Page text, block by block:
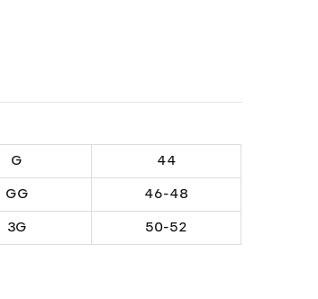
G 44
GG 46-48
3G 50-52